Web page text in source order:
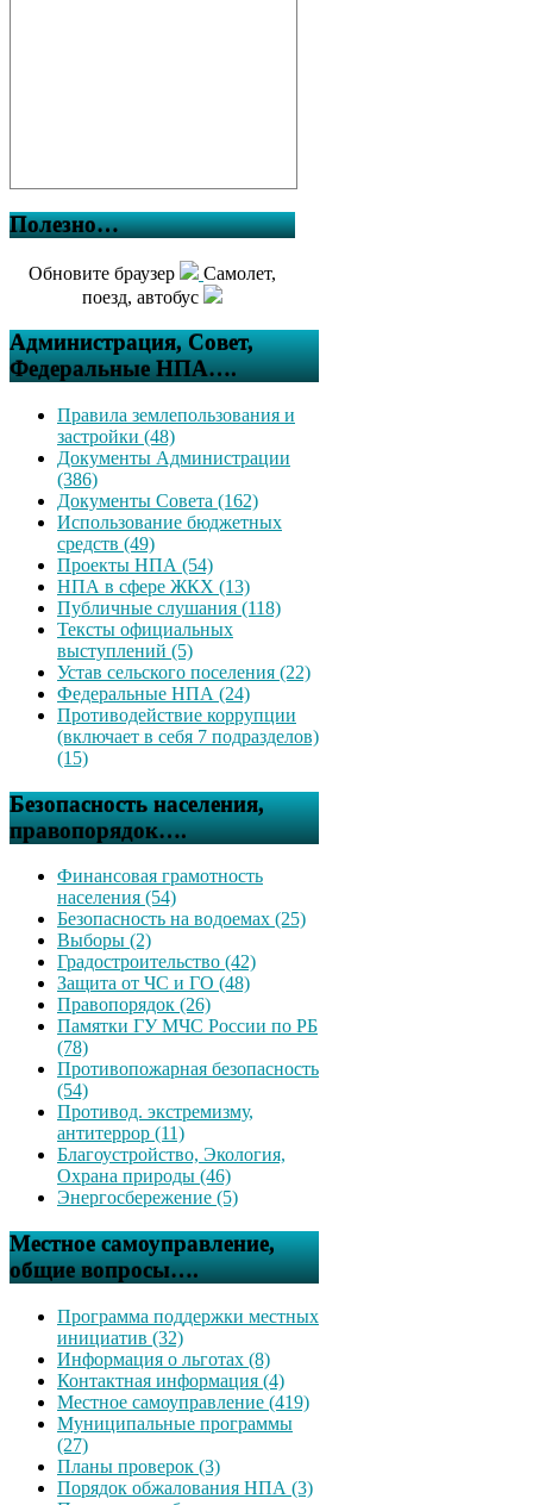
Полезно…
Обновите браузер
Самолет,
поезд, автобус
Администрация, Совет,
Федеральные НПА….
Правила землепользования и
застройки (48)
Документы Администрации
(386)
Документы Совета (162)
Использование бюджетных
средств (49)
Проекты НПА (54)
НПА в сфере ЖКХ (13)
Публичные слушания (118)
Тексты официальных
выступлений (5)
Устав сельского поселения (22)
Федеральные НПА (24)
Противодействие коррупции
(включает в себя 7 подразделов)
(15)
Безопасность населения,
правопорядок….
Финансовая грамотность
населения (54)
Безопасность на водоемах (25)
Выборы (2)
Градостроительство (42)
Защита от ЧС и ГО (48)
Правопорядок (26)
Памятки ГУ МЧС России по РБ
(78)
Противопожарная безопасность
(54)
Противод. экстремизму,
антитеррор (11)
Благоустройство, Экология,
Охрана природы (46)
Энергосбережение (5)
Местное самоуправление,
общие вопросы….
Программа поддержки местных
инициатив (32)
Информация о льготах (8)
Контактная информация (4)
Местное самоуправление (419)
Муниципальные программы
(27)
Планы проверок (3)
Порядок обжалования НПА (3)